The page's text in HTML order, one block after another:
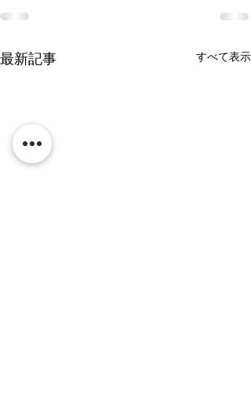
最新記事 すべて表示